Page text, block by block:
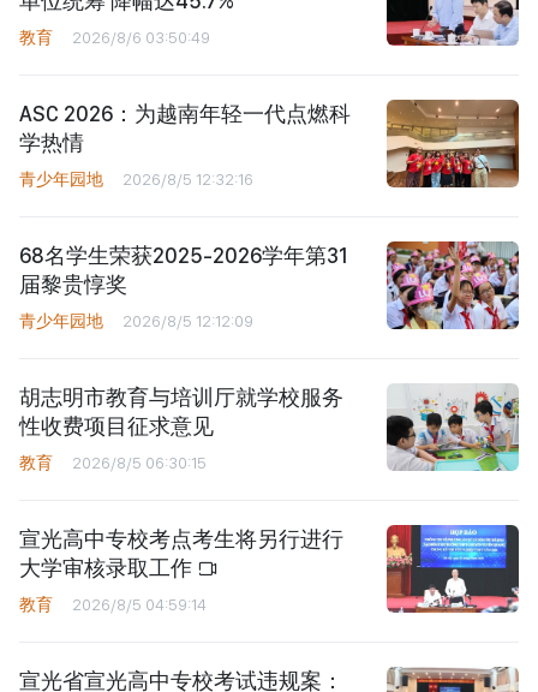
教育 2026/8/6 03:50:49
ASC 2026：为越南年轻一代点燃科
学热情
青少年园地 2026/8/5 12:32:16
68名学生荣获2025-2026学年第31
届黎贵惇奖
青少年园地 2026/8/5 12:12:09
胡志明市教育与培训厅就学校服务
性收费项目征求意见
教育 2026/8/5 06:30:15
宣光高中专校考点考生将另行进行
大学审核录取工作
教育 2026/8/5 04:59:14
宣光省宣光高中专校考试违规案：